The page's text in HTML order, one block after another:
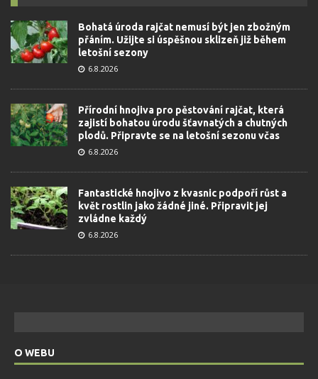
Bohatá úroda rajčat nemusí být jen zbožným
přáním. Užijte si úspěšnou sklizeň již během
letošní sezony
6.8.2026
Přírodní hnojiva pro pěstování rajčat, která
zajistí bohatou úrodu šťavnatých a chutných
plodů. Připravte se na letošní sezonu včas
6.8.2026
Fantastické hnojivo z kvasnic podpoří růst a
květ rostlin jako žádné jiné. Připravit jej
zvládne každý
6.8.2026
O WEBU